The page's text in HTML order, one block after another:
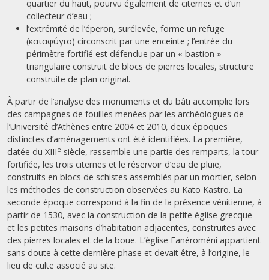
quartier du haut, pourvu également de citernes et d’un
collecteur d’eau ;
l’extrémité de l’éperon, surélevée, forme un refuge
(καταφύγιο) circonscrit par une enceinte ; l’entrée du
périmètre fortifié est défendue par un « bastion »
triangulaire construit de blocs de pierres locales, structure
construite de plan original.
À partir de l’analyse des monuments et du bâti accomplie lors
des campagnes de fouilles menées par les archéologues de
l’Université d’Athènes entre 2004 et 2010, deux époques
distinctes d’aménagements ont été identifiées. La première,
datée du XIIIe siècle, rassemble une partie des remparts, la tour
fortifiée, les trois citernes et le réservoir d’eau de pluie,
construits en blocs de schistes assemblés par un mortier, selon
les méthodes de construction observées au Kato Kastro. La
seconde époque correspond à la fin de la présence vénitienne, à
partir de 1530, avec la construction de la petite église grecque
et les petites maisons d’habitation adjacentes, construites avec
des pierres locales et de la boue. L’église Fanéroméni appartient
sans doute à cette dernière phase et devait être, à l’origine, le
lieu de culte associé au site.